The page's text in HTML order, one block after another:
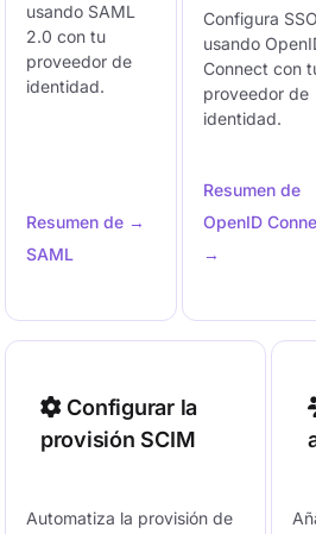
usando SAML
2.0 con tu
proveedor de
identidad.
Resumen de →
SAML
Configura SSO
usando
Connect con
proveedor de
identidad.
Resumen de
OpenID
→
Configurar la
provisión SCIM
Automatiza la provisión de